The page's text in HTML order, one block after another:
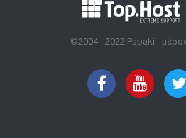
©2004 - 2022 Papaki -